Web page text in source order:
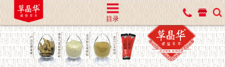
目录